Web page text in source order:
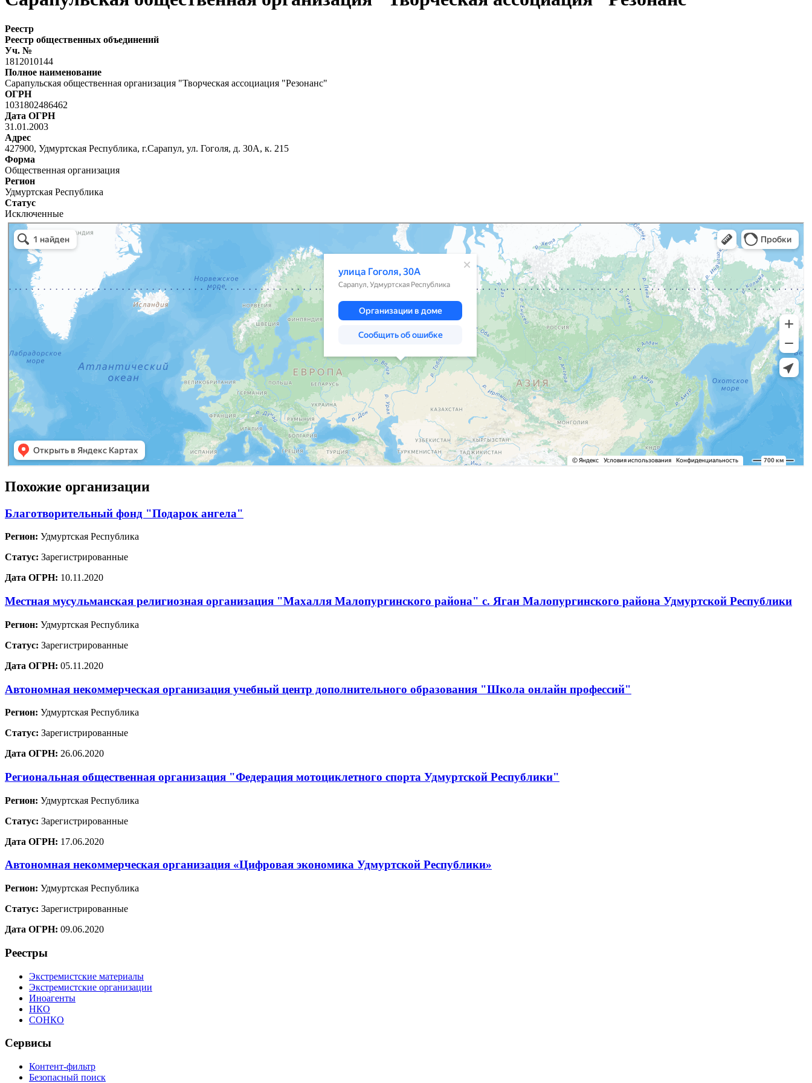
Реестр
Реестр общественных объединений
Уч. №
1812010144
Полное наименование
Сарапульская общественная организация "Творческая ассоциация "Резонанс"
ОГРН
1031802486462
Дата ОГРН
31.01.2003
Адрес
427900, Удмуртская Республика, г.Сарапул, ул. Гоголя, д. 30А, к. 215
Форма
Общественная организация
Регион
Удмуртская Республика
Статус
Исключенные
Похожие организации
Благотворительный фонд "Подарок ангела"
Регион: Удмуртская Республика
Статус: Зарегистрированные
Дата ОГРН: 10.11.2020
Местная мусульманская религиозная организация "Махалля Малопургинского района" с. Яган Малопургинского района Удмуртской Республики
Регион: Удмуртская Республика
Статус: Зарегистрированные
Дата ОГРН: 05.11.2020
Автономная некоммерческая организация учебный центр дополнительного образования "Школа онлайн профессий"
Регион: Удмуртская Республика
Статус: Зарегистрированные
Дата ОГРН: 26.06.2020
Региональная общественная организация "Федерация мотоциклетного спорта Удмуртской Республики"
Регион: Удмуртская Республика
Статус: Зарегистрированные
Дата ОГРН: 17.06.2020
Автономная некоммерческая организация «Цифровая экономика Удмуртской Республики»
Регион: Удмуртская Республика
Статус: Зарегистрированные
Дата ОГРН: 09.06.2020
Реестры
Экстремистские материалы
Экстремистские организации
Иноагенты
НКО
СОНКО
Сервисы
Контент-фильтр
Безопасный поиск